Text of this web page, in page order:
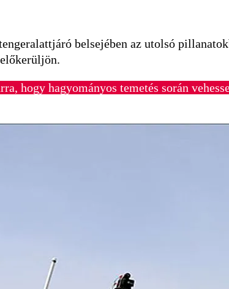
belsejében az utolsó
hogy hagyományos temetés során